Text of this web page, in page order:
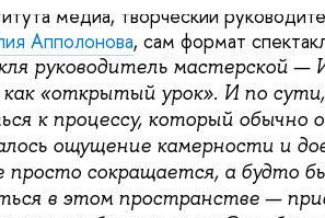
медиа, творческий
Апполонова, сам формат
руководитель мастерской
«открытый урок». И по
к процессу, который
ощущение камерности и
просто сокращается, а будто
в этом пространстве —